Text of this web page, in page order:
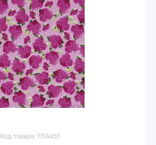
Код товара: FDA455